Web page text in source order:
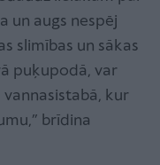
un augs nespēj
slimības un sākas
puķupodā, var
kur
brīdina